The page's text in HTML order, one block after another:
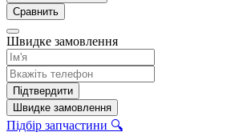
Сравнить
Швидке замовлення
Підтвердити
Швидке замовлення
Підбір запчастини 🔍